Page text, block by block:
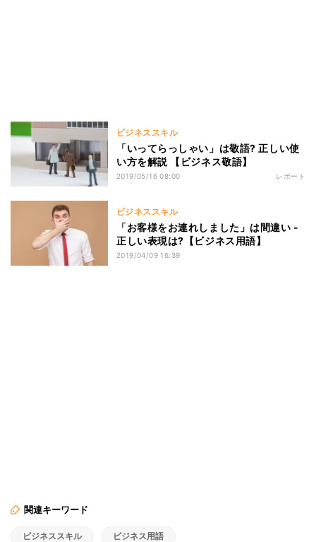
ビジネススキル
「いってらっしゃい」は敬語? 正しい使
い方を解説 【ビジネス敬語】
2019/05/16 08:00 レポート
ビジネススキル
「お客様をお連れしました」は間違い -
正しい表現は?【ビジネス用語】
2019/04/09 16:39
関連キーワード
ビジネススキル ビジネス用語